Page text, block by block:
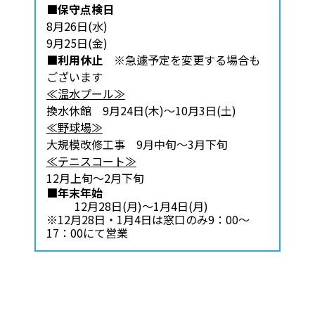
■保守点検日
8月26日(水)
9月25日(金)
■利用休止 ※急遽予定を変更する場合も
ございます
≪温水プール≫
換水休館 9月24日(木)～10月3日(土)
≪野球場≫
大規模改修工事 9月中旬～3月下旬
≪テニスコート≫
12月上旬～2月下旬
■年末年始
12月28日(月)～1月4日(月)
※12月28日・1月4日は窓口のみ9：00～
17：00にて営業